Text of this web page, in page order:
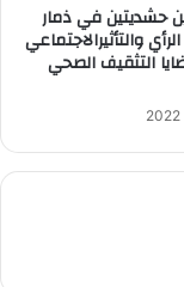
حشديتين في ذمار
والتأثيرالاجتماعي
التثقيف الصحي